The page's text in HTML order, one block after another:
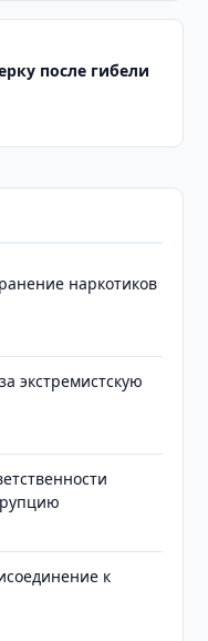
после гибели
наркотиков
экстремистскую
к